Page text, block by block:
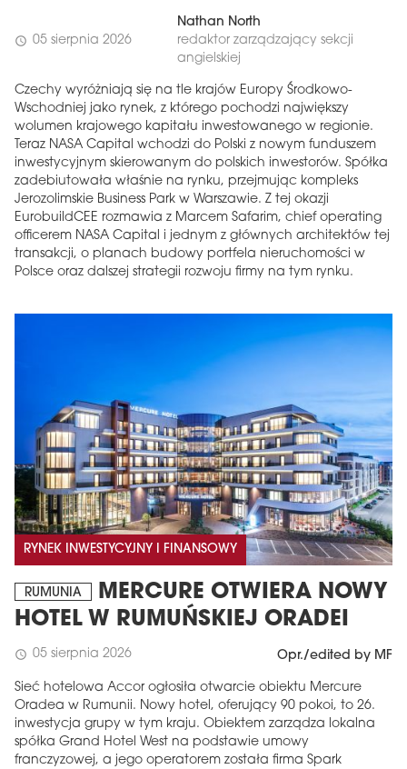
schedule 05 sierpnia 2026
Nathan North
redaktor zarządzający sekcji
angielskiej
Czechy wyróżniają się na tle krajów Europy Środkowo-
Wschodniej jako rynek, z którego pochodzi największy
wolumen krajowego kapitału inwestowanego w regionie.
Teraz NASA Capital wchodzi do Polski z nowym funduszem
inwestycyjnym skierowanym do polskich inwestorów. Spółka
zadebiutowała właśnie na rynku, przejmując kompleks
Jerozolimskie Business Park w Warszawie. Z tej okazji
EurobuildCEE rozmawia z Marcem Safarim, chief operating
officerem NASA Capital i jednym z głównych architektów tej
transakcji, o planach budowy portfela nieruchomości w
Polsce oraz dalszej strategii rozwoju firmy na tym rynku.
RYNEK INWESTYCYJNY I FINANSOWY
RUMUNIA
MERCURE OTWIERA NOWY
HOTEL W RUMUŃSKIEJ ORADEI
schedule 05 sierpnia 2026 Opr./edited by MF
Sieć hotelowa Accor ogłosiła otwarcie obiektu Mercure
Oradea w Rumunii. Nowy hotel, oferujący 90 pokoi, to 26.
inwestycja grupy w tym kraju. Obiektem zarządza lokalna
spółka Grand Hotel West na podstawie umowy
franczyzowej, a jego operatorem została firma Spark